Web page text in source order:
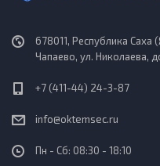
678011, Республика Саха
Чапаево, ул. Николаева,
+7 (411-44) 24-3-87
info@oktemsec.ru
Пн - Сб: 08:30 - 18:10